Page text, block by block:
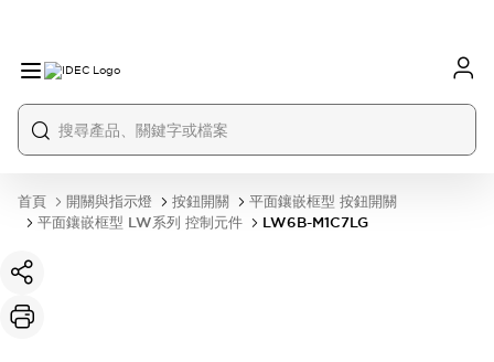
首頁 開關與指示燈 按鈕開關
平面鑲嵌框型 按鈕開關
平面鑲嵌框型 LW系列 控制元件
LW6B-M1C7LG